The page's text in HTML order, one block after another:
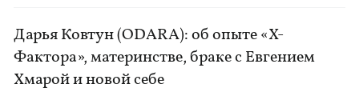
Дарья Ковтун (ODARA): об опыте «Х-
Фактора», материнстве, браке с Евгением
Хмарой и новой себе